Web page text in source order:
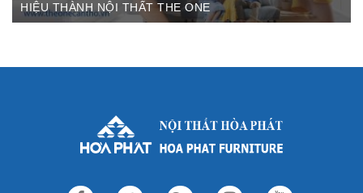
HIỆU THÀNH NỘI THẤT THE ONE